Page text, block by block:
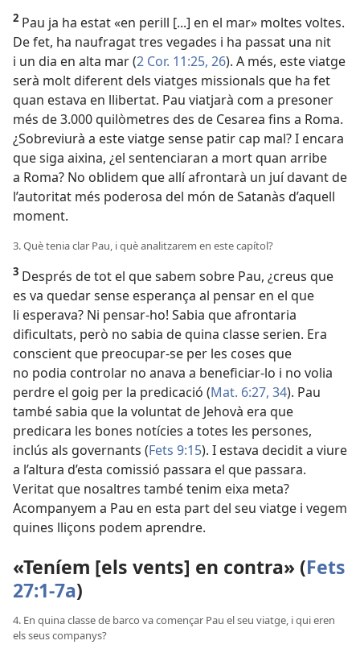
2 Pau ja ha estat «en perill [...] en el mar» moltes voltes.
De fet, ha naufragat tres vegades i ha passat una nit
i un dia en alta mar (2 Cor. 11:25, 26). A més, este viatge
serà molt diferent dels viatges missionals que ha fet
quan estava en llibertat. Pau viatjarà com a presoner
més de 3.000 quilòmetres des de Cesarea fins a Roma.
¿Sobreviurà a este viatge sense patir cap mal? I encara
que siga aixina, ¿el sentenciaran a mort quan arribe
a Roma? No oblidem que allí afrontarà un juí davant de
l’autoritat més poderosa del món de Satanàs d’aquell
moment.
3. Què tenia clar Pau, i què analitzarem en este capítol?
3 Després de tot el que sabem sobre Pau, ¿creus que
es va quedar sense esperança al pensar en el que
li esperava? Ni pensar-ho! Sabia que afrontaria
dificultats, però no sabia de quina classe serien. Era
conscient que preocupar-se per les coses que
no podia controlar no anava a beneficiar-lo i no volia
perdre el goig per la predicació (Mat. 6:27, 34). Pau
també sabia que la voluntat de Jehovà era que
predicara les bones notícies a totes les persones,
inclús als governants (Fets 9:15). I estava decidit a viure
a l’altura d’esta comissió passara el que passara.
Veritat que nosaltres també tenim eixa meta?
Acompanyem a Pau en esta part del seu viatge i vegem
quines lliçons podem aprendre.
«Teníem [els vents] en contra» (Fets
27:1-7a)
4. En quina classe de barco va començar Pau el seu viatge, i qui eren
els seus companys?